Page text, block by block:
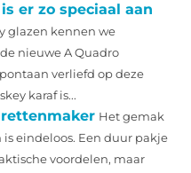
er zo speciaal aan
glazen kennen we
nieuwe A Quadro
verliefd op deze
karaf is...
Het gemak
eindeloos. Een duur pakje
voordelen, maar